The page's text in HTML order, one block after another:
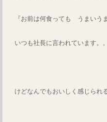
『お前は何食っても うまい
いつも社長に言われています。。
けどなんでもおいしく感じられ